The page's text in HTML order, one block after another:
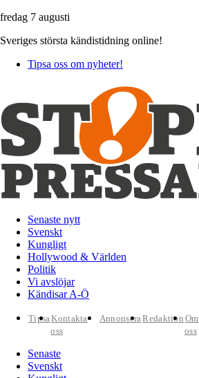
fredag 7 augusti
Sveriges största kändistidning online!
Tipsa oss om nyheter!
Senaste nytt
Svenskt
Kungligt
Hollywood & Världen
Politik
Vi avslöjar
Kändisar A-Ö
TipsaKontakta
oss
AnnonseraRedaktion Om
oss
Senaste
Svenskt